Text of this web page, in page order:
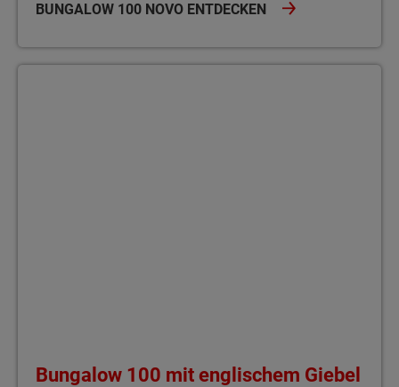
BUNGALOW 100 NOVO ENTDECKEN
Bungalow 100 mit englischem Giebel